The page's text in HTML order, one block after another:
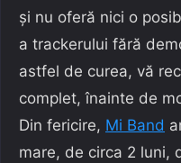
și nu oferă nici o
a trackerului fără
astfel de curea, vă
complet, înainte de
Din fericire, Mi Band
mare, de circa 2 luni,